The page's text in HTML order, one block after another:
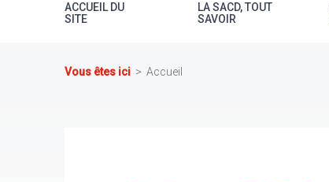
ACCUEIL DU
SITE
LA SACD, TOUT
SAVOIR
Vous êtes ici Accueil